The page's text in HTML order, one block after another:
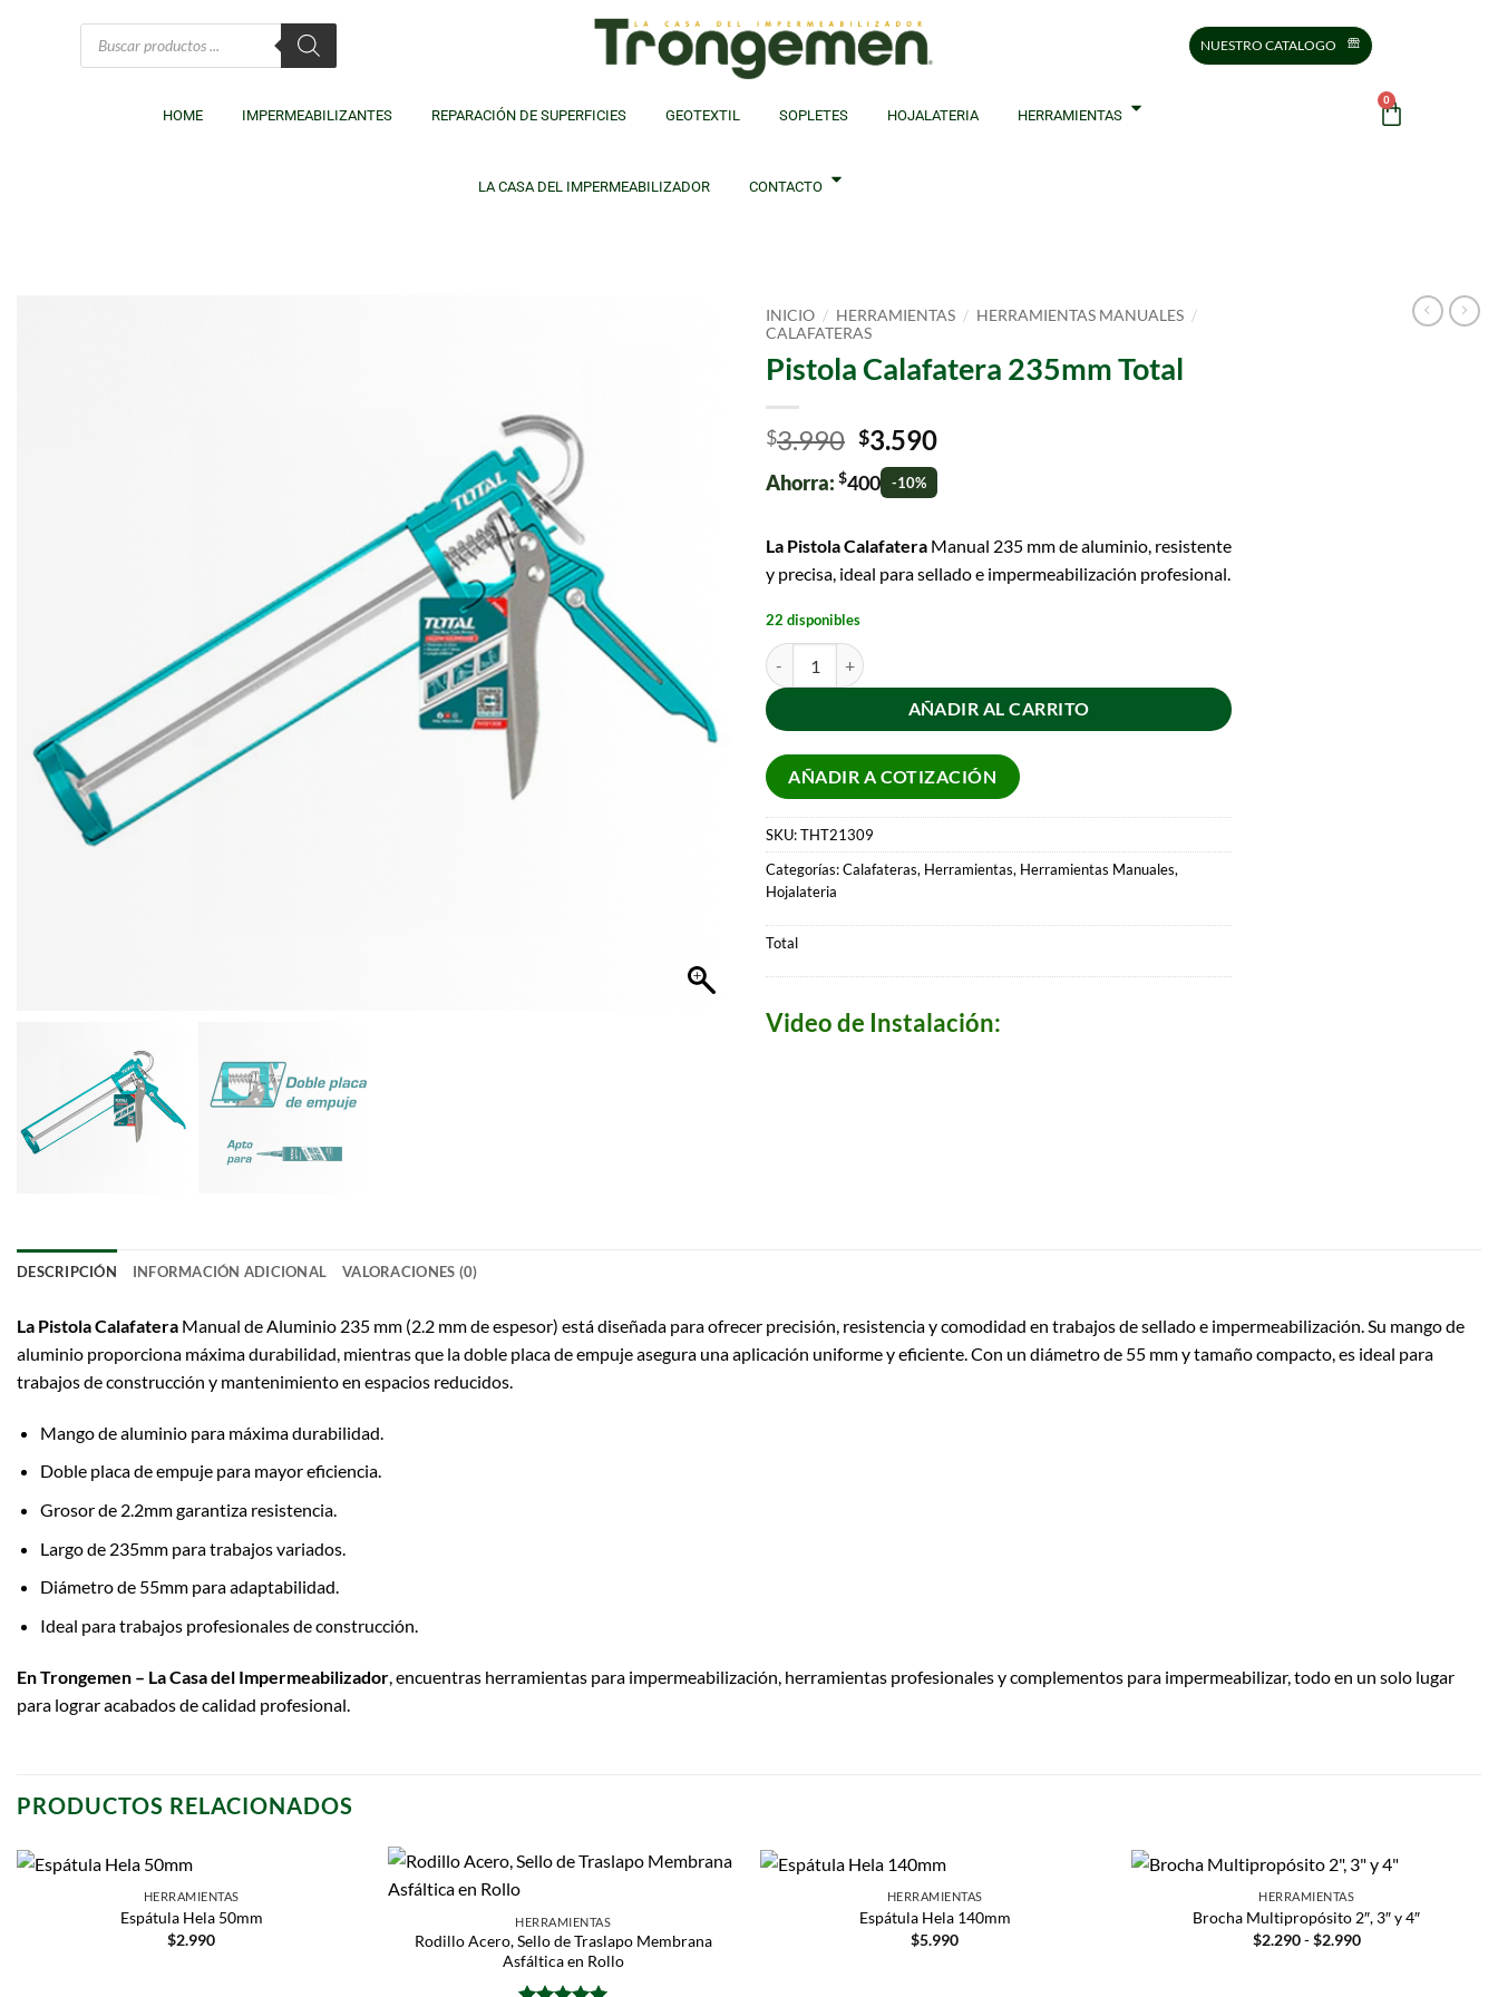
NUESTRO CATALOGO
HOME IMPERMEABILIZANTES REPARACIÓN DE SUPERFICIES GEOTEXTIL SOPLETES HOJALATERIA HERRAMIENTAS
LA CASA DEL IMPERMEABILIZADOR CONTACTO
0
INICIO / HERRAMIENTAS / HERRAMIENTAS MANUALES /
CALAFATERAS
Pistola Calafatera 235mm Total
$3.990 $3.590
Ahorra: $400 -10%
La Pistola Calafatera Manual 235 mm de aluminio, resistente
y precisa, ideal para sellado e impermeabilización profesional.
22 disponibles
AÑADIR AL CARRITO
AÑADIR A COTIZACIÓN
SKU:THT21309
Categorías:Calafateras, Herramientas, Herramientas Manuales,
Hojalateria
Total
Video de Instalación:
DESCRIPCIÓN INFORMACIÓN ADICIONAL VALORACIONES (0)
La Pistola Calafatera Manual de Aluminio 235 mm (2.2 mm de espesor) está diseñada para ofrecer precisión, resistencia y comodidad en trabajos de sellado e impermeabilización. Su mango de
aluminio proporciona máxima durabilidad, mientras que la doble placa de empuje asegura una aplicación uniforme y eficiente. Con un diámetro de 55 mm y tamaño compacto, es ideal para
trabajos de construcción y mantenimiento en espacios reducidos.
Mango de aluminio para máxima durabilidad.
Doble placa de empuje para mayor eficiencia.
Grosor de 2.2mm garantiza resistencia.
Largo de 235mm para trabajos variados.
Diámetro de 55mm para adaptabilidad.
Ideal para trabajos profesionales de construcción.
En Trongemen – La Casa del Impermeabilizador , encuentras herramientas para impermeabilización, herramientas profesionales y complementos para impermeabilizar, todo en un solo lugar
para lograr acabados de calidad profesional.
PRODUCTOS RELACIONADOS
HERRAMIENTAS
Espátula Hela 50mm
$2.990
HERRAMIENTAS
Rodillo Acero, Sello de Traslapo Membrana
Asfáltica en Rollo
HERRAMIENTAS
Espátula Hela 140mm
$5.990
HERRAMIENTAS
Brocha Multipropósito 2″, 3″ y 4″
$2.290-$2.990